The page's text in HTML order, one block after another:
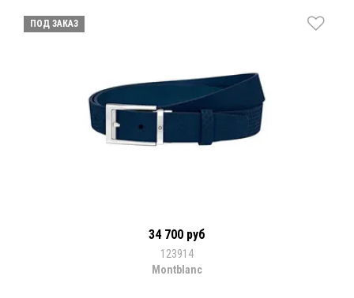
ПОД ЗАКАЗ
34 700 руб
123914
Montblanc